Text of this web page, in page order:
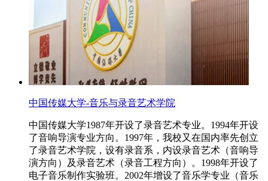
中国传媒大学-音乐与录音艺术学院
中国传媒大学1987年开设了录音艺术专业。1994年开设
了音响导演专业方向。1997年，我校又在国内率先创立
了录音艺术学院，设有录音系，内设录音艺术（音响导
演方向）及录音艺术（录音工程方向）。1998年开设了
电子音乐制作实验班。2002年增设了音乐学专业（音乐